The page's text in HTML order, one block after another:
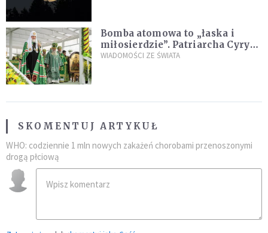
Bomba atomowa to „łaska i
miłosierdzie”. Patriarcha Cyryl
wychwala Putina
WIADOMOŚCI ZE ŚWIATA
SKOMENTUJ ARTYKUŁ
WHO: codziennie 1 mln nowych zakażeń chorobami przenoszonymi
drogą płciową